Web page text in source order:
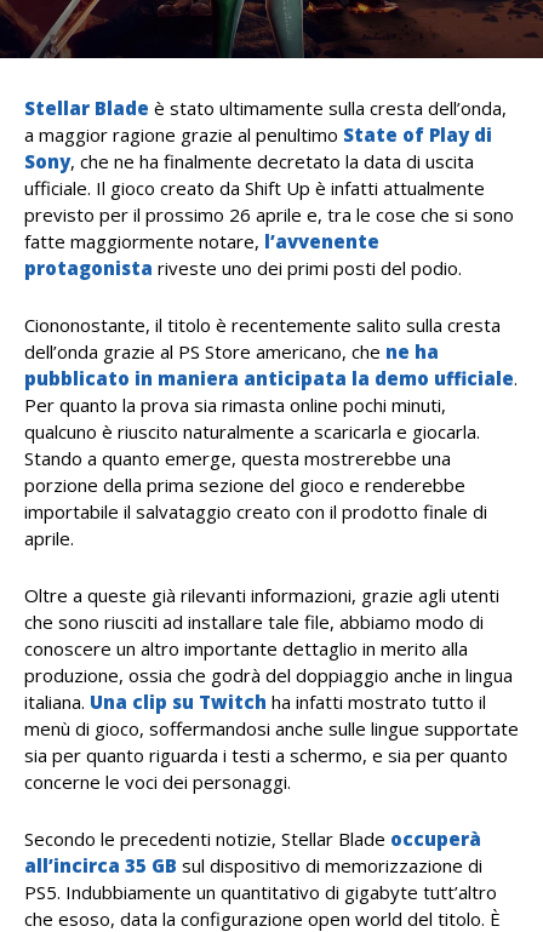
Stellar Blade è stato ultimamente sulla cresta dell’onda,
a maggior ragione grazie al penultimo State of Play di
Sony, che ne ha finalmente decretato la data di uscita
ufficiale. Il gioco creato da Shift Up è infatti attualmente
previsto per il prossimo 26 aprile e, tra le cose che si sono
fatte maggiormente notare, l’avvenente
protagonista riveste uno dei primi posti del podio.
Ciononostante, il titolo è recentemente salito sulla cresta
dell’onda grazie al PS Store americano, che ne ha
pubblicato in maniera anticipata la demo ufficiale.
Per quanto la prova sia rimasta online pochi minuti,
qualcuno è riuscito naturalmente a scaricarla e giocarla.
Stando a quanto emerge, questa mostrerebbe una
porzione della prima sezione del gioco e renderebbe
importabile il salvataggio creato con il prodotto finale di
aprile.
Oltre a queste già rilevanti informazioni, grazie agli utenti
che sono riusciti ad installare tale file, abbiamo modo di
conoscere un altro importante dettaglio in merito alla
produzione, ossia che godrà del doppiaggio anche in lingua
italiana. Una clip su Twitch ha infatti mostrato tutto il
menù di gioco, soffermandosi anche sulle lingue supportate
sia per quanto riguarda i testi a schermo, e sia per quanto
concerne le voci dei personaggi.
Secondo le precedenti notizie, Stellar Blade occuperà
all’incirca 35 GB sul dispositivo di memorizzazione di
PS5. Indubbiamente un quantitativo di gigabyte tutt’altro
che esoso, data la configurazione open world del titolo. È